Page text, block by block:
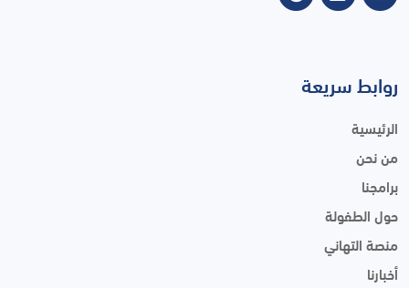
روابط سريعة
الرئيسية
من نحن
برامجنا
حول الطفولة
منصة التهاني
أخبارنا